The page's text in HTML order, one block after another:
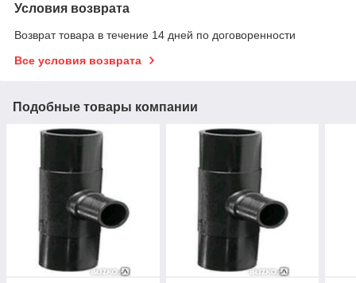
Условия возврата
Возврат товара в течение 14 дней по договоренности
Все условия возврата
Подобные товары компании